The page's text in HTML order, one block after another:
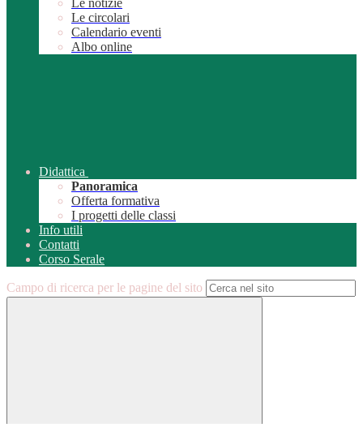
Le notizie
Le circolari
Calendario eventi
Albo online
Didattica
Panoramica
Offerta formativa
I progetti delle classi
Info utili
Contatti
Corso Serale
Campo di ricerca per le pagine del sito